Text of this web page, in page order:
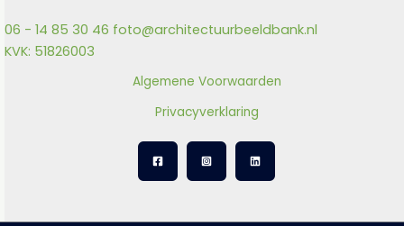
06 - 14 85 30 46 foto@architectuurbeeldbank.nl
KVK: 51826003
Algemene Voorwaarden
Privacyverklaring